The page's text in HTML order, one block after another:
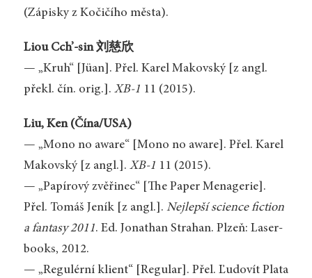
(Zápisky z Kočičího města).
Liou Cch’-sin 刘慈欣
— „Kruh“ [Jüan]. Přel. Karel Makovský [z angl.
překl. čín. orig.]. XB-1 11 (2015).
Liu, Ken (Čína/USA)
— „Mono no aware“ [Mono no aware]. Přel. Karel
Makovský [z angl.]. XB-1 11 (2015).
— „Papírový zvěřinec“ [The Paper Menagerie].
Přel. Tomáš Jeník [z angl.]. Nejlepší science fiction
a fantasy 2011. Ed. Jonathan Strahan. Plzeň: Laser-
books, 2012.
— „Regulérní klient“ [Regular]. Přel. Ľudovít Plata